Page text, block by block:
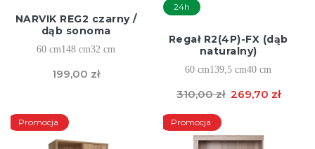
NARVIK REG2 czarny /
dąb sonoma
60 cm148 cm32 cm
199,00 zł
24h
Regał R2(4P)-FX (dąb
naturalny)
60 cm139,5 cm40 cm
269,70 zł
310,00 zł
Promocja Promocja